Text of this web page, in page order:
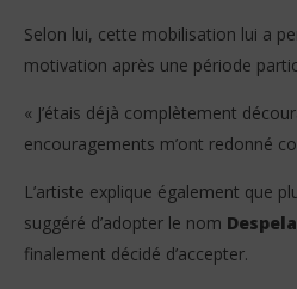
Selon lui, cette mobilisation lui a
motivation après une période
« J’étais déjà complètement
encouragements m’ont redonné
L’artiste explique également que
suggéré d’adopter le nom
finalement décidé d’accepter.